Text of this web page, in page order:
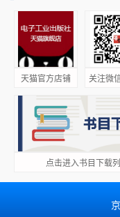
天猫官方店铺 关注微
点击进入书目下载